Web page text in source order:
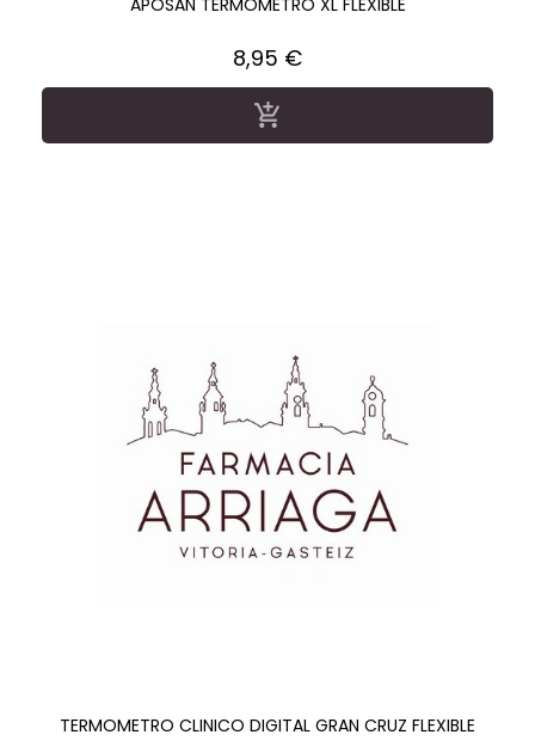
APOSAN TERMOMETRO XL FLEXIBLE
Precio
8,95 €

TERMOMETRO CLINICO DIGITAL GRAN CRUZ FLEXIBLE